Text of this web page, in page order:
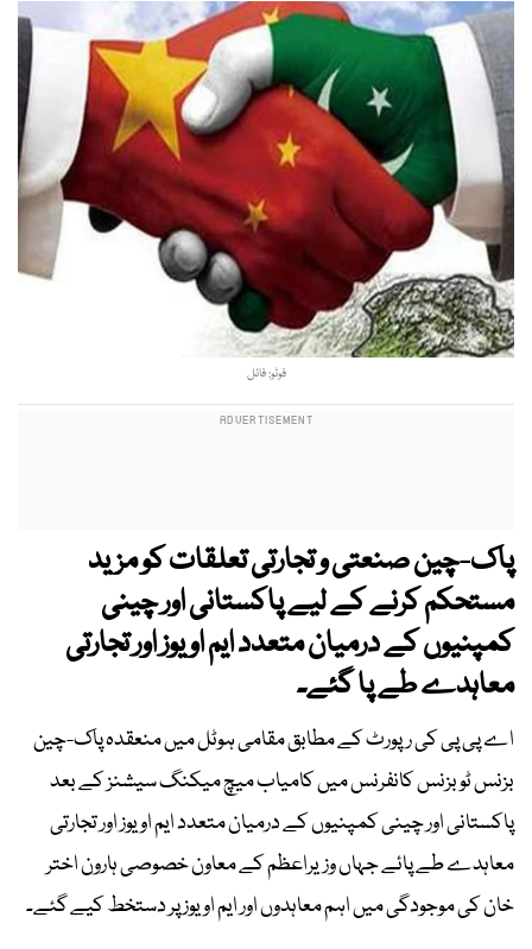
فوٹو: فائل
پاک-چین صنعتی و تجارتی تعلقات کو مزید
مستحکم کرنے کے لیے پاکستانی اور چینی
کمپنیوں کے درمیان متعدد ایم او یوز اور تجارتی
معاہدے طے پا گئے۔
اے پی پی کی رپورٹ کے مطابق مقامی ہوٹل میں منعقدہ پاک-چین
بزنس ٹو بزنس کانفرنس میں کامیاب میچ میکنگ سیشنز کے بعد
پاکستانی اور چینی کمپنیوں کے درمیان متعدد ایم او یوز اور تجارتی
معاہدے طے پائے جہاں وزیراعظم کے معاون خصوصی ہارون اختر
خان کی موجودگی میں اہم معاہدوں اور ایم او یوز پر دستخط کیے گئے۔